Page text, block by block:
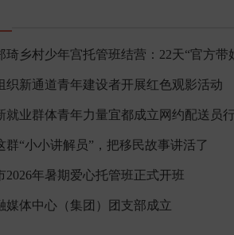
村少年宫托管班结营：22天“官方带娃” 让思政教
织新通道青年建设者开展红色观影活动
业群体青年力量宜都成立网约配送员行业联
群“小小讲解员”，把移民故事讲活了
2026年暑期爱心托管班正式开班
媒体中心（集团）团支部成立